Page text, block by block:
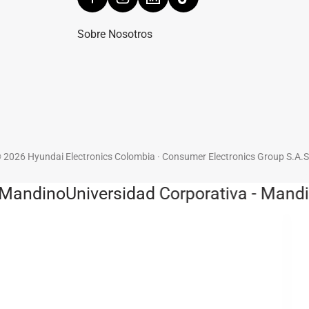
Sobre Nosotros
Hyundai Electronics Colombia · Consumer Electronics Group S.A.S
Universidad Corporativa -